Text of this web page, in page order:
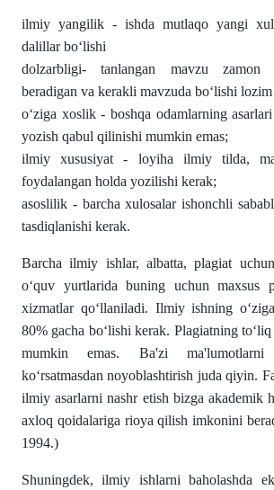
ilmiy yangilik - ishda mutlaqo yangi
dalillar boʻlishi
dolzarbligi- tanlangan mavzu zamon
beradigan va kerakli mavzuda boʻlishi lozim
oʻziga xoslik - boshqa odamlarning
yozish qabul qilinishi mumkin emas;
ilmiy xususiyat - loyiha ilmiy tilda,
foydalangan holda yozilishi kerak;
asoslilik - barcha xulosalar ishonchli
tasdiqlanishi kerak.
Barcha ilmiy ishlar, albatta, plagiat
oʻquv yurtlarida buning uchun maxsus
xizmatlar qoʻllaniladi. Ilmiy ishning
80% gacha boʻlishi kerak. Plagiatning
mumkin emas. Ba'zi
koʻrsatmasdan noyoblashtirish juda qiyin.
ilmiy asarlarni nashr etish bizga akademik
axloq qoidalariga rioya qilish imkonini
1994.)
Shuningdek, ilmiy ishlarni baholashda